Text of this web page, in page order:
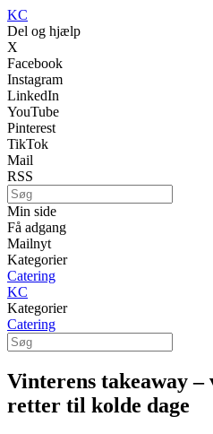
KC
Del og hjælp
X
Facebook
Instagram
LinkedIn
YouTube
Pinterest
TikTok
Mail
RSS
Min side
Få adgang
Mailnyt
Kategorier
Catering
KC
Kategorier
Catering
Vinterens takeaway
retter til kolde dage